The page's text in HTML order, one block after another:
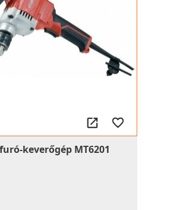
keverőgép MT6201